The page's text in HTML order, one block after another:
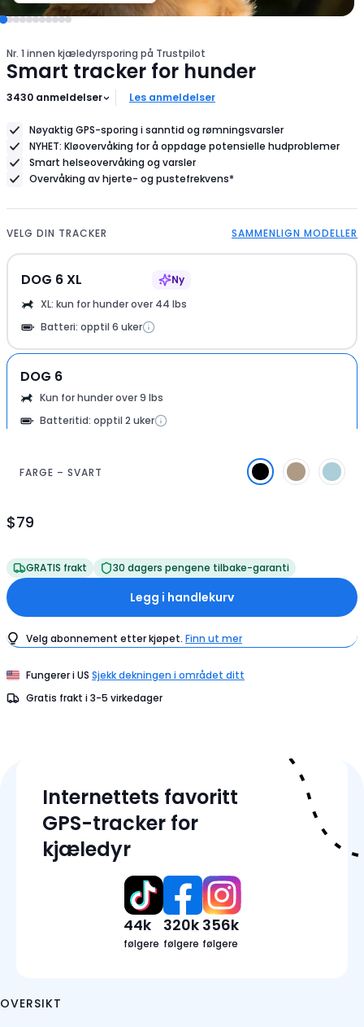
hundens
Nr. 1 innen kjæledyrsporing på Trustpilot
Smart tracker for hunder
3430 anmeldelser Les anmeldelser
Nøyaktig GPS-sporing i sanntid og rømningsvarsler
NYHET: Kløovervåking for å oppdage potensielle hudproblemer
Smart helseovervåking og varsler
Overvåking av hjerte- og pustefrekvens*
VELG DIN TRACKER SAMMENLIGN MODELLER
DOG 6
Kun for hunder over 9 lbs
Batteritid: opptil 2 uker
DOG 6 XL
Ny
XL: kun for hunder over 44 lbs
Batteri: opptil 6 uker
FARGE – SVART
$79
Produktpris
GRATIS frakt 30 dagers pengene tilbake-garanti
Legg i handlekurv
Velg abonnement etter kjøpet. Finn ut mer
Fungerer iUS Sjekk dekningen i området ditt
Gratis frakt i3-5 virkedager
Funksjoner
Trackerdetaljer
Internettets favoritt
GPS-tracker for
kjæledyr
44k
følgere
320k
følgere
356k
følgere
OVERSIKT